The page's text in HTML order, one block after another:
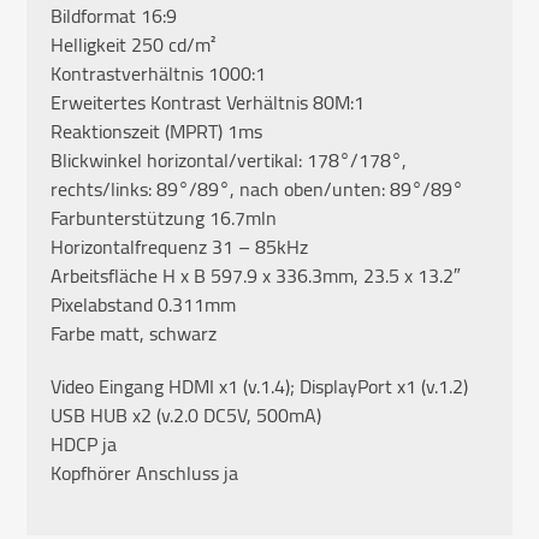
Bildformat 16:9
Helligkeit 250 cd/m²
Kontrastverhältnis 1000:1
Erweitertes Kontrast Verhältnis 80M:1
Reaktionszeit (MPRT) 1ms
Blickwinkel horizontal/vertikal: 178°/178°,
rechts/links: 89°/89°, nach oben/unten: 89°/89°
Farbunterstützung 16.7mln
Horizontalfrequenz 31 – 85kHz
Arbeitsfläche H x B 597.9 x 336.3mm, 23.5 x 13.2″
Pixelabstand 0.311mm
Farbe matt, schwarz
Video Eingang HDMI x1 (v.1.4); DisplayPort x1 (v.1.2)
USB HUB x2 (v.2.0 DC5V, 500mA)
HDCP ja
Kopfhörer Anschluss ja